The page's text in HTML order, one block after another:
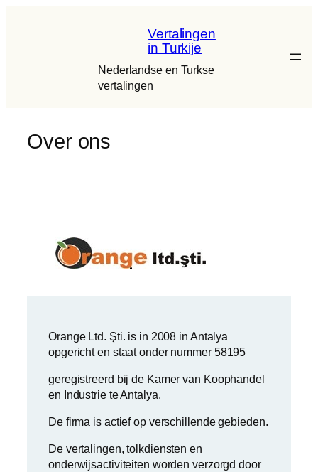
Vertalingen
in Turkije
Nederlandse en Turkse
vertalingen
Over ons
Orange Ltd. Şti. is in 2008 in Antalya
opgericht en staat onder nummer 58195
geregistreerd bij de Kamer van Koophandel
en Industrie te Antalya.
De firma is actief op verschillende gebieden.
De vertalingen, tolkdiensten en
onderwijsactiviteiten worden verzorgd door